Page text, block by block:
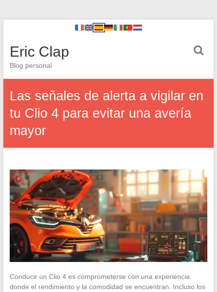
Eric Clap
Blog personal
Las señales de alerta a vigilar en
tu Clio 4 para evitar una avería
mayor
Conducir un Clio 4 es comprometerse con una experiencia
donde el rendimiento y la comodidad se encuentran. Incluso los